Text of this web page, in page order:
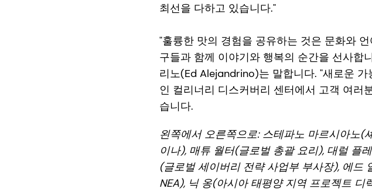
최선을 다하고 있습니다."
"훌륭한 맛의 경험을 공유하는 것은 문화와
구들과 함께 이야기와 행복의 순간을 선사합
리노(Ed Alejandrino)는 말합니다. "새로운
인 컬리너리 디스커버리 센터에서 고객 여러
습니다.
왼쪽에서 오른쪽으로: 스테파노 마르시아노
이나), 매튜 월터(글로벌 총괄 요리), 대럴 플
(글로벌 세이버리 전략 사업부 부사장), 에드
NEA), 닉 옹(아시아 태평양 지역 프로젝트